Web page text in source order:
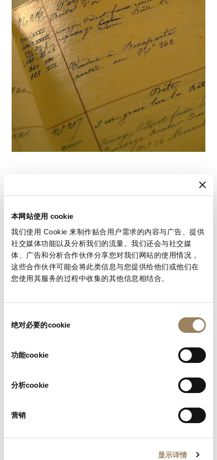
本网站使用 cookie
我们使用 Cookie 来制作贴合用户需求的内容与广告、提供
社交媒体功能以及分析我们的流量。我们还会与社交媒
体、广告和分析合作伙伴分享您对我们网站的使用情况，
这些合作伙伴可能会将此类信息与您提供给他们或他们在
您使用其服务的过程中收集的其他信息相结合。
绝对必要的cookie
功能cookie
分析cookie
营销
显示详情
查找您的使用手册
请使用您的时计编号查阅使用手册，以获取有关使用和设
置的基本说明。
查找您的手册